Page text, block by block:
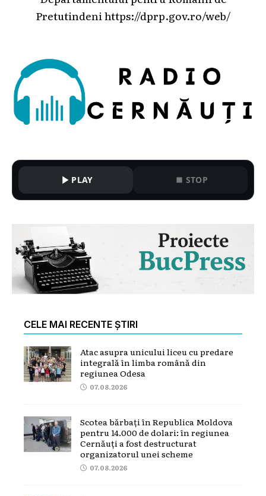
Pretutindeni https://dprp.gov.ro/web/
PLAY STOP
CELE MAI RECENTE ȘTIRI
Atac asupra unicului liceu cu predare
integrală în limba română din
regiunea Odesa
07.08.2026
Scotea bărbați în Republica Moldova
pentru 14.000 de dolari: în regiunea
Cernăuți a fost destructurat
organizatorul unei scheme
07.08.2026